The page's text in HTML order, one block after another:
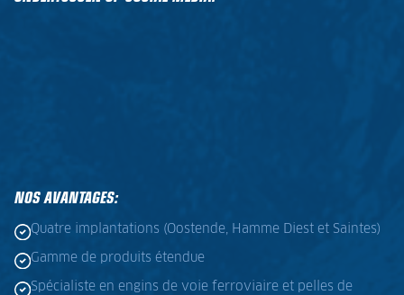
NOS AVANTAGES:
Quatre implantations (Oostende, Hamme Diest et Saintes)
Gamme de produits étendue
Spécialiste en engins de voie ferroviaire et pelles de